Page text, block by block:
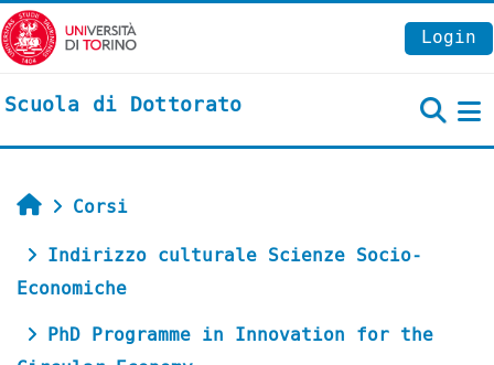
Vai al contenuto principale
Login
Scuola di Dottorato
Home
Corsi
Indirizzo culturale Scienze Socio-
Economiche
PhD Programme in Innovation for the